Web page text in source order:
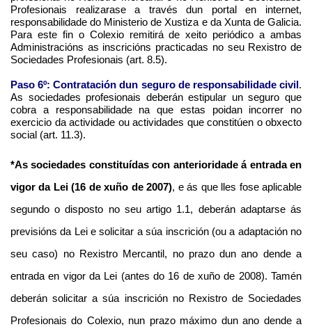
Profesionais realizarase a través dun portal en internet,
responsabilidade do Ministerio de Xustiza e da Xunta de Galicia.
Para este fin o Colexio remitirá de xeito periódico a ambas
Administracións as inscricións practicadas no seu Rexistro de
Sociedades Profesionais (art. 8.5).
Paso 6º: Contratación dun seguro de responsabilidade civil.
As sociedades profesionais deberán estipular un seguro que
cobra a responsabilidade na que estas poidan incorrer no
exercicio da actividade ou actividades que constitúen o obxecto
social (art. 11.3).
*As sociedades constituídas con anterioridade á entrada en
vigor da Lei (16 de xuño de 2007), e ás que lles fose aplicable
segundo o disposto no seu artigo 1.1, deberán adaptarse ás
previsións da Lei e solicitar a súa inscrición (ou a adaptación no
seu caso) no Rexistro Mercantil, no prazo dun ano dende a
entrada en vigor da Lei (antes do 16 de xuño de 2008). Tamén
deberán solicitar a súa inscrición no Rexistro de Sociedades
Profesionais do Colexio, nun prazo máximo dun ano dende a